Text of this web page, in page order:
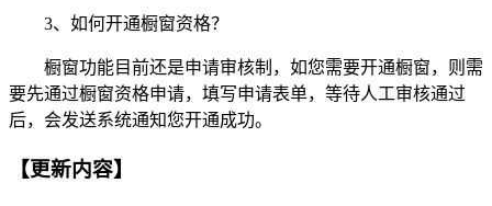
3、如何开通橱窗资格？
橱窗功能目前还是申请审核制，如您需要开通橱窗，则需
要先通过橱窗资格申请，填写申请表单，等待人工审核通过
后，会发送系统通知您开通成功。
【更新内容】